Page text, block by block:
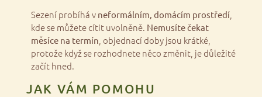
Sezení probíhá v neformálním, domácím prostředí,
kde se můžete cítit uvolněně. Nemusíte čekat
měsíce na termín , objednací doby jsou krátké,
protože když se rozhodnete něco změnit, je důležité
začít hned.
JAK VÁM POMOHU